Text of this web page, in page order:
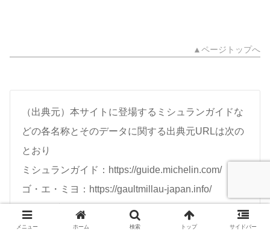
▲ページトップへ
（出典元）本サイトに登場するミシュランガイドな
どの各名称とそのデータに関する出典元URLは次の
とおり
ミシュランガイド：https://guide.michelin.com/
ゴ・エ・ミヨ：https://gaultmillau-japan.info/
フォーブス・トラベルガイド：
https://www.forbestravelguide.com/award-winners
メニュー ホーム 検索 トップ サイドバー